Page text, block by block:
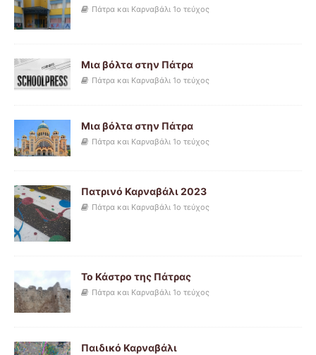
Πάτρα και Καρναβάλι 1ο τεύχος
Μια βόλτα στην Πάτρα
Πάτρα και Καρναβάλι 1ο τεύχος
Μια βόλτα στην Πάτρα
Πάτρα και Καρναβάλι 1ο τεύχος
Πατρινό Καρναβάλι 2023
Πάτρα και Καρναβάλι 1ο τεύχος
Το Κάστρο της Πάτρας
Πάτρα και Καρναβάλι 1ο τεύχος
Παιδικό Καρναβάλι